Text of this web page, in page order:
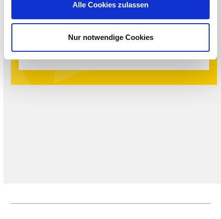
Alle Cookies zulassen
Nur notwendige Cookies
Share This